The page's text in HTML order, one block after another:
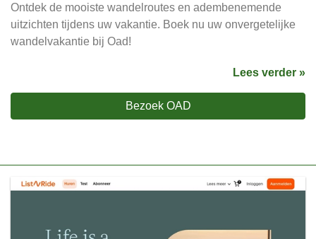
Ontdek de mooiste wandelroutes en adembenemende
uitzichten tijdens uw vakantie. Boek nu uw onvergetelijke
wandelvakantie bij Oad!
Lees verder »
Bezoek OAD